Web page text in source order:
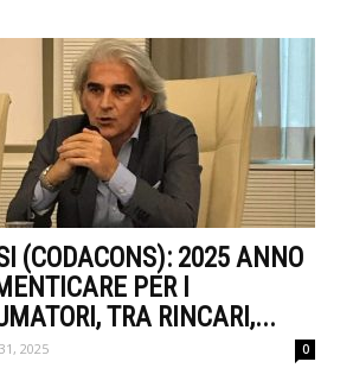
(CODACONS): 2025 ANNO
PER I
TRA RINCARI,...
2025 0